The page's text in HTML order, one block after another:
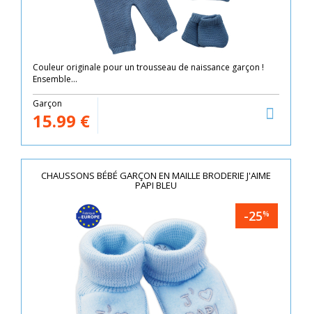
Couleur originale pour un trousseau de naissance garçon !
Ensemble...
Garçon
15.99 €
CHAUSSONS BÉBÉ GARÇON EN MAILLE BRODERIE J'AIME
PAPI BLEU
-25%